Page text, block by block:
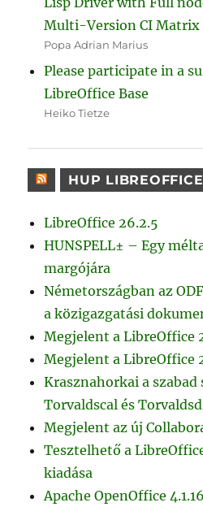
Multi-Version CI Matrix
Popa Adrian Marius
Please participate in a
LibreOffice Base
Heiko Tietze
HUP LIBREOFFICE
LibreOffice 26.2.5
HUNSPELL± – Egy
margójára
Németországban az
a közigazgatási
Megjelent a LibreOffice
Megjelent a LibreOffice
Krasznahorkai a szabad
Torvaldscal és
Megjelent az új
Tesztelhető a
kiadása
Apache OpenOffice 4.1.16